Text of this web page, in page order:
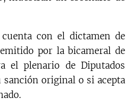
con el dictamen de
por la bicameral de
el plenario de Diputados
original o si acepta